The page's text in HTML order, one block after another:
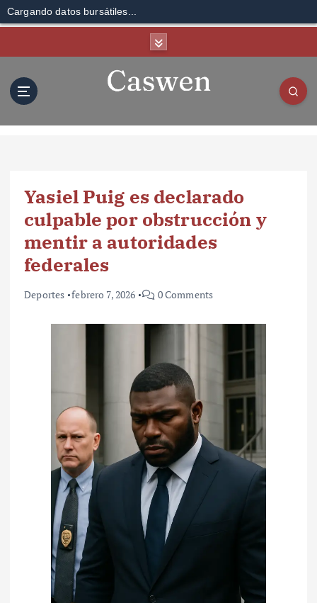
Cargando datos bursátiles...
Yasiel Puig es declarado
culpable por obstrucción y
mentir a autoridades
federales
Deportes febrero 7, 2026 0 Comments